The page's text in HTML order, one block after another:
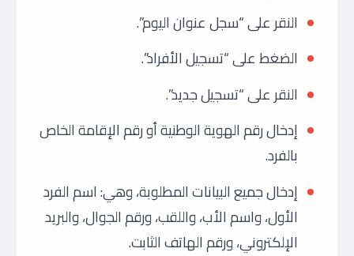
النقر على “سجل عنوان اليوم”.
الضغط على “تسجيل الأفراد”.
النقر على “تسجيل جديد”.
إدخال رقم الهوية الوطنية أو رقم الإقامة الخاص
بالفرد.
إدخال جميع البيانات المطلوبة، وهي: اسم الفرد
الأول، واسم الأب، واللقب، ورقم الجوال، والبريد
الإلكتروني، ورقم الهاتف الثابت.